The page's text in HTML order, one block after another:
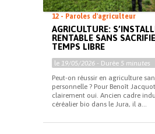
12 - Paroles d'agriculteur
AGRICULTURE:
RENTABLE SANS
TEMPS LIBRE
le 19/05/2026 - Durée 5 minutes
Peut-on réussir en agriculture
personnelle ? Pour Benoît
clairement oui. Ancien cadre
céréalier bio dans le Jura, il a...